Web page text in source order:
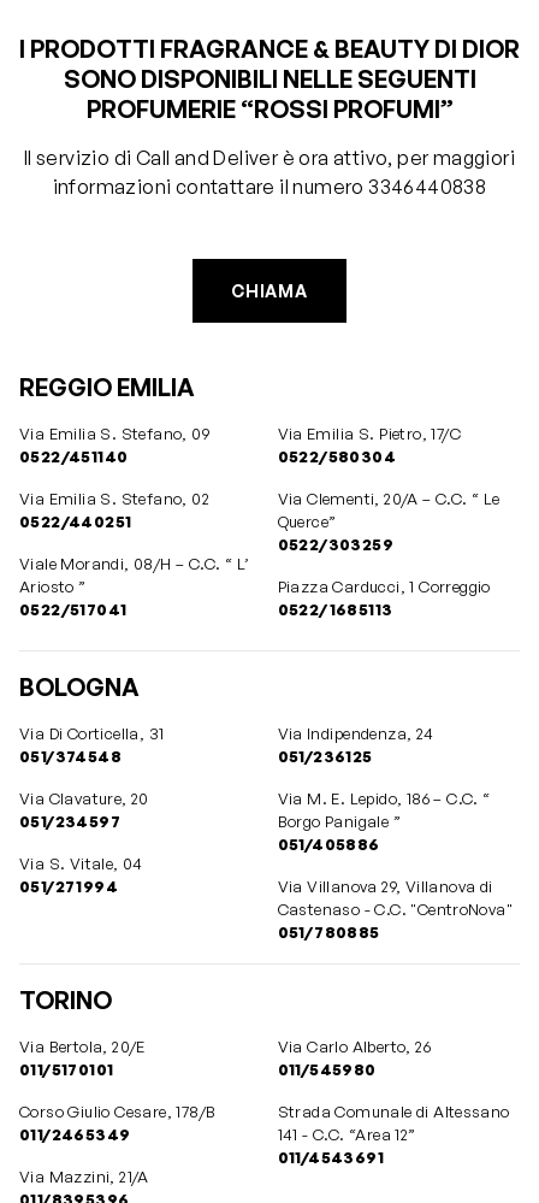
I PRODOTTI FRAGRANCE & BEAUTY DI DIOR
SONO DISPONIBILI NELLE SEGUENTI
PROFUMERIE “ROSSI PROFUMI”
Il servizio di Call and Deliver è ora attivo, per maggiori
informazioni contattare il numero 3346440838
CHIAMA
REGGIO EMILIA
Via Emilia S. Stefano, 09
0522/451140
Via Emilia S. Stefano, 02
0522/440251
Viale Morandi, 08/H – C.C. “ L’
Ariosto ”
0522/517041
Via Emilia S. Pietro, 17/C
0522/580304
Via Clementi, 20/A – C.C. “ Le
Querce”
0522/303259
Piazza Carducci, 1 Correggio
0522/1685113
BOLOGNA
Via Di Corticella, 31
051/374548
Via Clavature, 20
051/234597
Via S. Vitale, 04
051/271994
Via Indipendenza, 24
051/236125
Via M. E. Lepido, 186 – C.C. “
Borgo Panigale ”
051/405886
Via Villanova 29, Villanova di
Castenaso - C.C. "CentroNova"
051/780885
TORINO
Via Bertola, 20/E
011/5170101
Corso Giulio Cesare, 178/B
011/2465349
Via Mazzini, 21/A
Via Carlo Alberto, 26
011/545980
Strada Comunale di Altessano
141 - C.C. “Area 12”
011/4543691